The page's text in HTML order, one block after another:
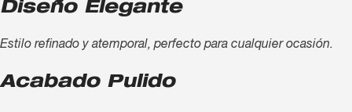
Diseño Elegante
Estilo refinado y atemporal, perfecto para cualquier ocasión.
Acabado Pulido